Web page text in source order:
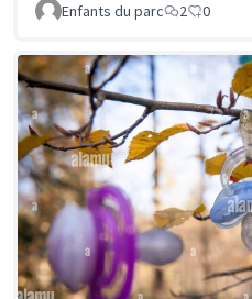
Enfants du parc 2 0